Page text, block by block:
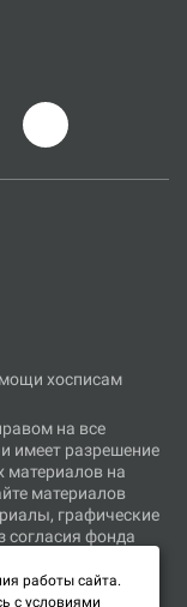
хосписам
на все
имеет разрешение
материалов на
материалов
графические
согласия фонда
размещенных на
работы сайта.
с условиями